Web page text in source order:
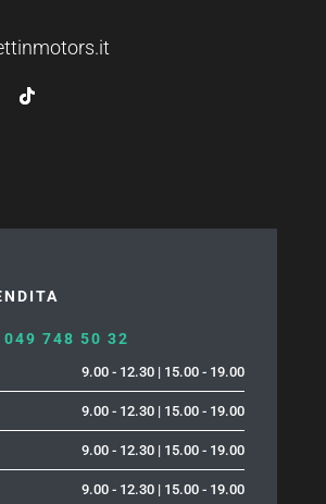
049 748 50 32
9.00 - 12.30 | 15.00 - 19.00
9.00 - 12.30 | 15.00 - 19.00
9.00 - 12.30 | 15.00 - 19.00
9.00 - 12.30 | 15.00 - 19.00